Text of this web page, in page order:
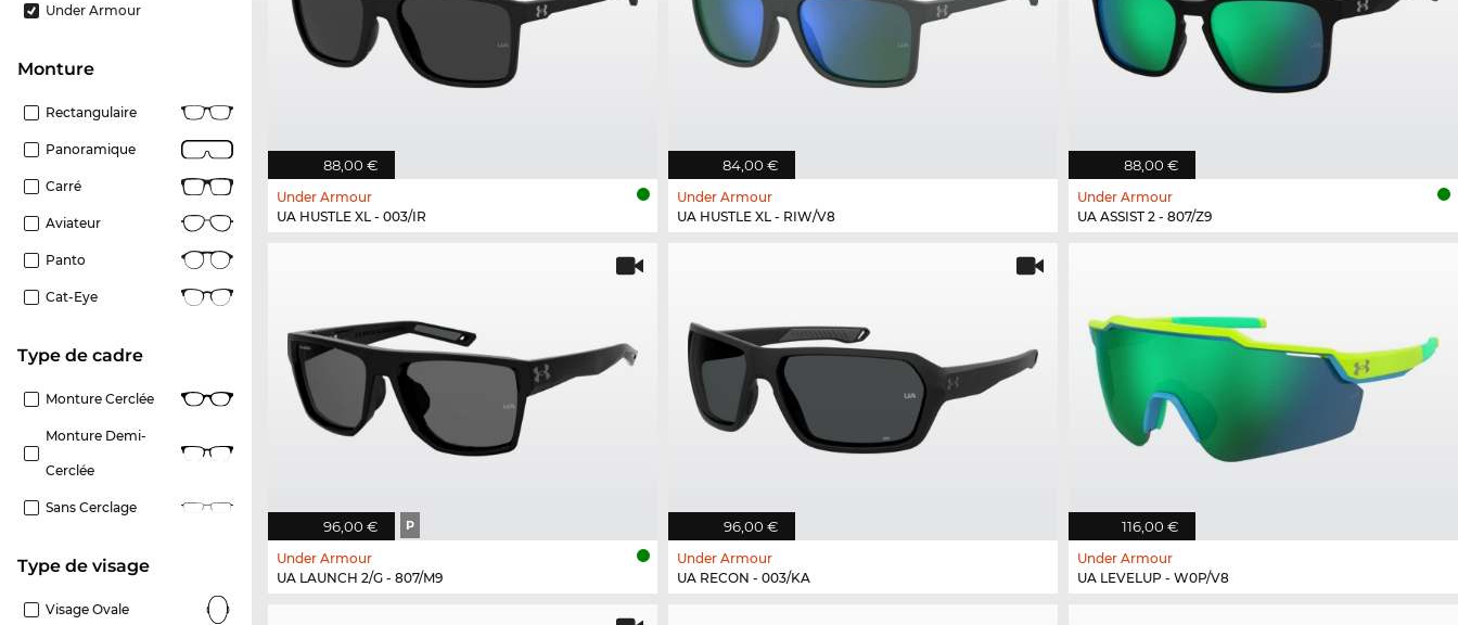
Under Armour
Monture
Rectangulaire
Panoramique
Carré
Aviateur
Panto
Cat-Eye
Type de cadre
Monture Cerclée
Monture Demi-
Cerclée
Sans Cerclage
Type de visage
Visage Ovale
88,00 €
Under Armour
UA HUSTLE XL - 003/IR
84,00 €
Under Armour
UA HUSTLE XL - RIW/V8
88,00 €
Under Armour
UA ASSIST 2 - 807/Z9
96,00 € P
Under Armour
UA LAUNCH 2/G - 807/M9
96,00 €
Under Armour
UA RECON - 003/KA
116,00 €
Under Armour
UA LEVELUP - W0P/V8